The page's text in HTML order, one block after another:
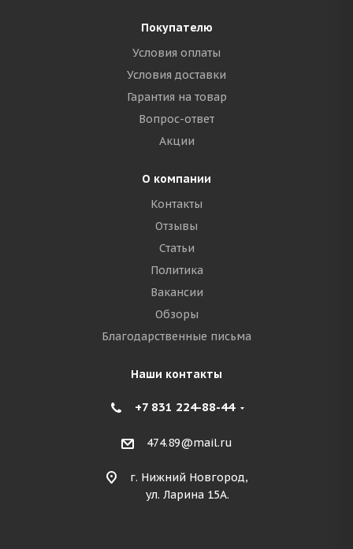
Покупателю
Условия оплаты
Условия доставки
Гарантия на товар
Вопрос-ответ
Акции
О компании
Контакты
Отзывы
Статьи
Политика
Вакансии
Обзоры
Благодарственные письма
Наши контакты
+7 831 224-88-44
474.89@mail.ru
г. Нижний Новгород,
ул. Ларина 15А.